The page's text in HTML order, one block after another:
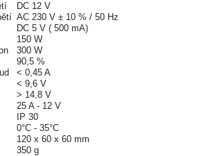
DC 12 V
AC 230 V ± 10 % / 50 Hz
DC 5 V ( 500 mA)
150 W
300 W
90,5 %
< 0,45 A
< 9,6 V
> 14,8 V
25 A - 12 V
IP 30
0°C - 35°C
120 x 60 x 60 mm
350 g